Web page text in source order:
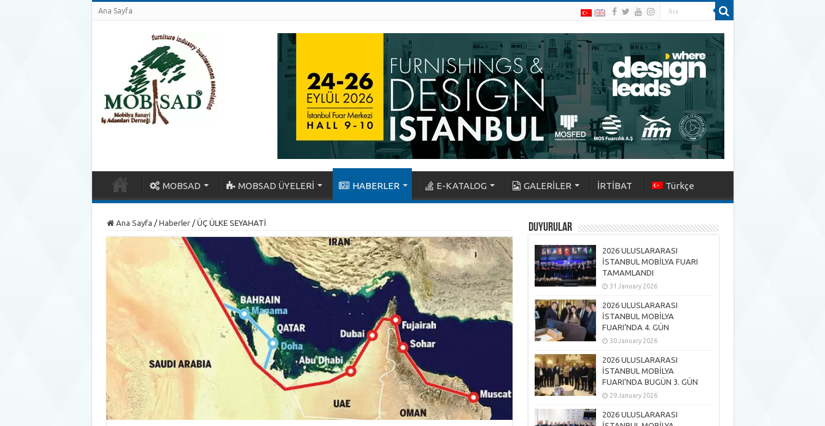
Ana Sayfa
MOBSAD MOBSAD ÜYELERİ HABERLER E-KATALOG GALERİLER İRTİBAT Türkçe
Ana Sayfa / Haberler / ÜÇ ÜLKE SEYAHATİ DUYURULAR
2026 ULUSLARARASI
İSTANBUL MOBİLYA FUARI
TAMAMLANDI
31 January 2026
2026 ULUSLARARASI
İSTANBUL MOBİLYA
FUARI’NDA 4. GÜN
30 January 2026
2026 ULUSLARARASI
İSTANBUL MOBİLYA
FUARI’NDA BUGÜN 3. GÜN
29 January 2026
2026 ULUSLARARASI